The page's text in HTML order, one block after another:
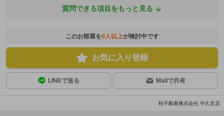
質問できる項目をもっと見る
このお部屋を0人以上が検討中です
お気に入り登録
LINEで送る Mailで共有
桂不動産株式会社 牛久支店